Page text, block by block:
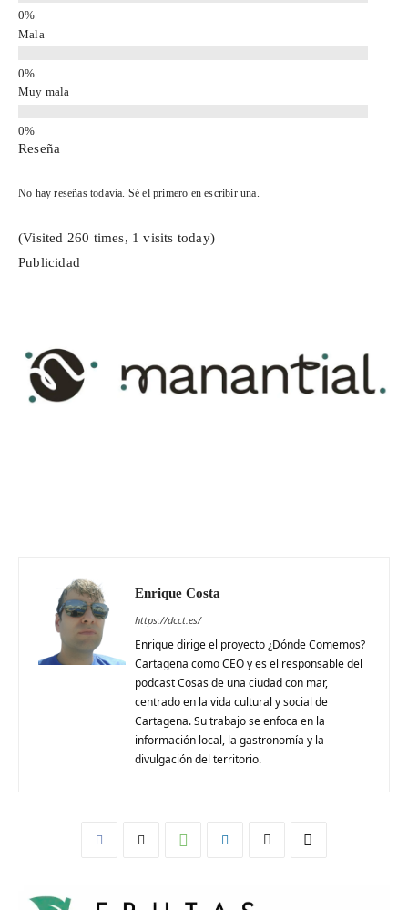
Mala
Muy mala
Reseña
No hay reseñas todavía. Sé el primero en escribir una.
(Visited 260 times, 1 visits today)
Publicidad
Enrique Costa
https://dcct.es/
Enrique dirige el proyecto ¿Dónde Comemos?
Cartagena como CEO y es el responsable del
podcast Cosas de una ciudad con mar,
centrado en la vida cultural y social de
Cartagena. Su trabajo se enfoca en la
información local, la gastronomía y la
divulgación del territorio.